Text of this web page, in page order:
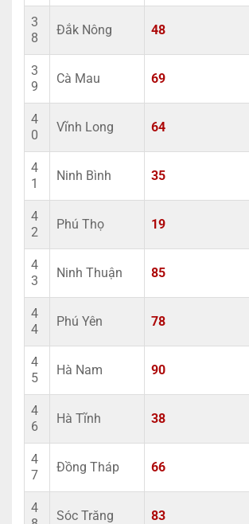
3
8
Đắk Nông 48
3
9
Cà Mau 69
4
0
Vĩnh Long 64
4
1
Ninh Bình 35
4
2
Phú Thọ 19
4
3
Ninh Thuận 85
4
4
Phú Yên 78
4
5
Hà Nam 90
4
6
Hà Tĩnh 38
4
7
Đồng Tháp 66
4
Sóc Trăng 83